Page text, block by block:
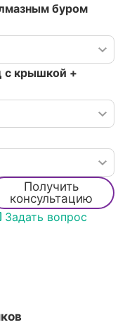
буром
с крышкой +
Получить
консультацию
Задать вопрос